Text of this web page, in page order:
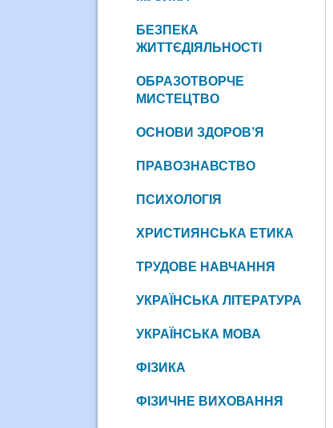
БЕЗПЕКА
ЖИТТЄДІЯЛЬНОСТІ
ОБРАЗОТВОРЧЕ
МИСТЕЦТВО
ОСНОВИ ЗДОРОВ’Я
ПРАВОЗНАВСТВО
ПСИХОЛОГІЯ
ХРИСТИЯНСЬКА ЕТИКА
ТРУДОВЕ НАВЧАННЯ
УКРАЇНСЬКА ЛІТЕРАТУРА
УКРАЇНСЬКА МОВА
ФІЗИКА
ФІЗИЧНЕ ВИХОВАННЯ